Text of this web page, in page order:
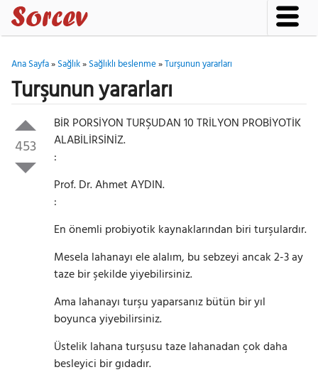
Ana Sayfa»Sağlık»Sağlıklı beslenme»Turşunun yararları
Turşunun yararları
453
BİR PORSİYON TURŞUDAN 10 TRİLYON PROBİYOTİK
ALABİLİRSİNİZ.
:
Prof. Dr. Ahmet AYDIN.
:
En önemli probiyotik kaynaklarından biri turşulardır.
Mesela lahanayı ele alalım, bu sebzeyi ancak 2-3 ay
taze bir şekilde yiyebilirsiniz.
Ama lahanayı turşu yaparsanız bütün bir yıl
boyunca yiyebilirsiniz.
Üstelik lahana turşusu taze lahanadan çok daha
besleyici bir gıdadır.